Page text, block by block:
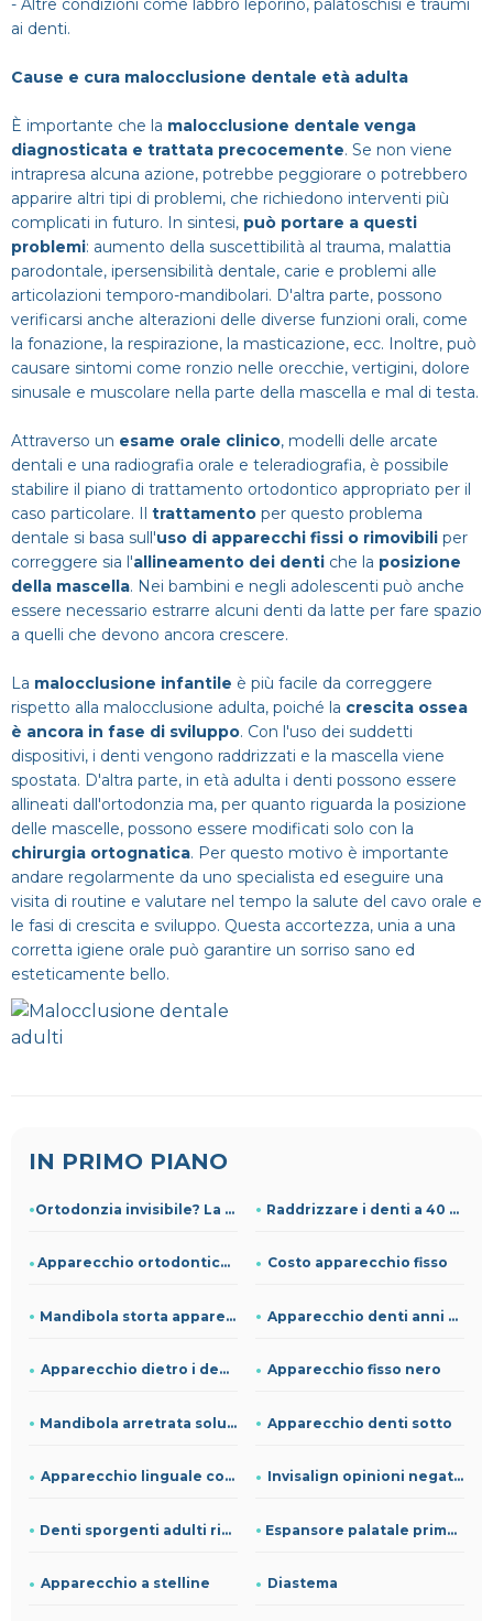
- Altre condizioni come labbro leporino, palatoschisi e traumi
ai denti.
Cause e cura malocclusione dentale età adulta
È importante che la malocclusione dentale venga
diagnosticata e trattata precocemente. Se non viene
intrapresa alcuna azione, potrebbe peggiorare o potrebbero
apparire altri tipi di problemi, che richiedono interventi più
complicati in futuro. In sintesi, può portare a questi
problemi: aumento della suscettibilità al trauma, malattia
parodontale, ipersensibilità dentale, carie e problemi alle
articolazioni temporo-mandibolari. D'altra parte, possono
verificarsi anche alterazioni delle diverse funzioni orali, come
la fonazione, la respirazione, la masticazione, ecc. Inoltre, può
causare sintomi come ronzio nelle orecchie, vertigini, dolore
sinusale e muscolare nella parte della mascella e mal di testa.
Attraverso un esame orale clinico, modelli delle arcate
dentali e una radiografia orale e teleradiografia, è possibile
stabilire il piano di trattamento ortodontico appropriato per il
caso particolare. Il trattamento per questo problema
dentale si basa sull'uso di apparecchi fissi o rimovibili per
correggere sia l'allineamento dei denti che la posizione
della mascella. Nei bambini e negli adolescenti può anche
essere necessario estrarre alcuni denti da latte per fare spazio
a quelli che devono ancora crescere.
La malocclusione infantile è più facile da correggere
rispetto alla malocclusione adulta, poiché la crescita ossea
è ancora in fase di sviluppo. Con l'uso dei suddetti
dispositivi, i denti vengono raddrizzati e la mascella viene
spostata. D'altra parte, in età adulta i denti possono essere
allineati dall'ortodonzia ma, per quanto riguarda la posizione
delle mascelle, possono essere modificati solo con la
chirurgia ortognatica. Per questo motivo è importante
andare regolarmente da uno specialista ed eseguire una
visita di routine e valutare nel tempo la salute del cavo orale e
le fasi di crescita e sviluppo. Questa accortezza, unia a una
corretta igiene orale può garantire un sorriso sano ed
esteticamente bello.
IN PRIMO PIANO
Ortodonzia invisibile? La guida dello Studio Vaccari Raddrizzare i denti a 40 anni
Apparecchio ortodontico e vertigini Costo apparecchio fisso
Mandibola storta apparecchio Apparecchio denti anni 80
Apparecchio dietro i denti Apparecchio fisso nero
Mandibola arretrata soluzione Apparecchio denti sotto
Apparecchio linguale costo Invisalign opinioni negative
Denti sporgenti adulti rimedi Espansore palatale prima e dopo
Apparecchio a stelline Diastema